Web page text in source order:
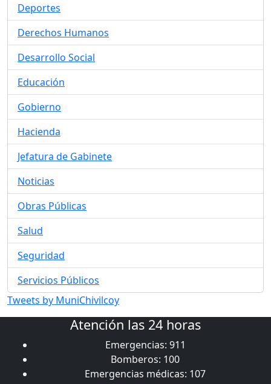
Deportes
Derechos Humanos
Desarrollo Social
Educación
Gobierno
Hacienda
Jefatura de Gabinete
Noticias
Obras Públicas
Salud
Seguridad
Servicios Públicos
Tweets by MuniChivilcoy
Atención las 24 horas
Emergencias: 911
Bomberos: 100
Emergencias médicas: 107